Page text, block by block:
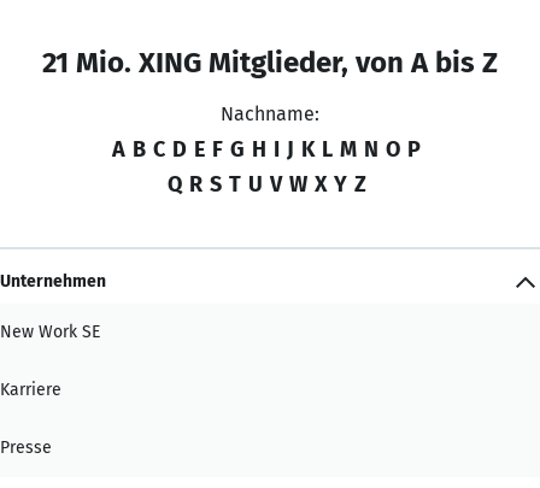
21 Mio. XING Mitglieder, von A bis Z
Nachname:
A B C D E F G H I J K L M N O P
Q R S T U V W X Y Z
Unternehmen
New Work SE
Karriere
Presse